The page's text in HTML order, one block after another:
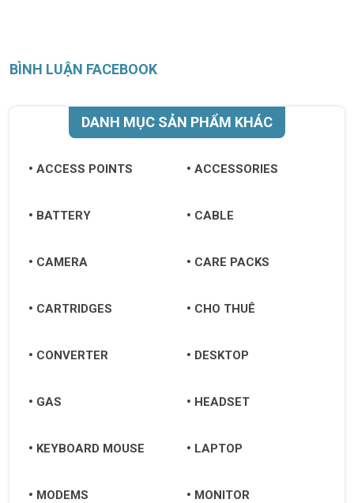
BÌNH LUẬN FACEBOOK
DANH MỤC SẢN PHẨM KHÁC
ACCESS POINTS ACCESSORIES
BATTERY CABLE
CAMERA CARE PACKS
CARTRIDGES CHO THUÊ
CONVERTER DESKTOP
GAS HEADSET
KEYBOARD MOUSE LAPTOP
MODEMS MONITOR